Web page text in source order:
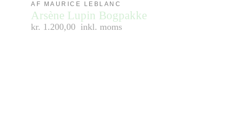
AF MAURICE LEBLANC
Arsène Lupin Bogpakke
kr. 1.200,00 inkl. moms